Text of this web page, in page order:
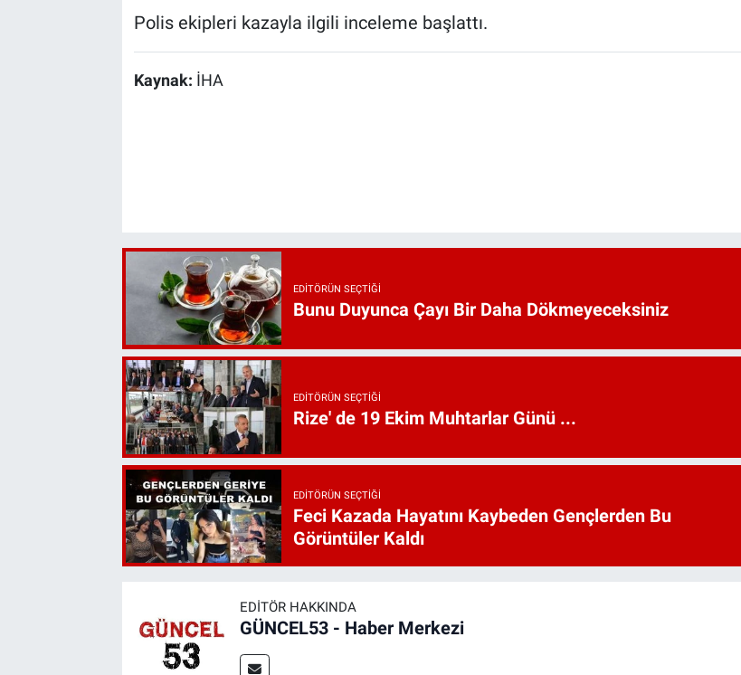
Polis ekipleri kazayla ilgili inceleme başlattı.
Kaynak: İHA
EDITÖRÜN SEÇTIĞI
Bunu Duyunca Çayı Bir Daha Dökmeyeceksiniz
EDITÖRÜN SEÇTIĞI
Rize' de 19 Ekim Muhtarlar Günü ...
EDITÖRÜN SEÇTIĞI
Feci Kazada Hayatını Kaybeden Gençlerden Bu
Görüntüler Kaldı
EDITÖR HAKKINDA
GÜNCEL53 - Haber Merkezi